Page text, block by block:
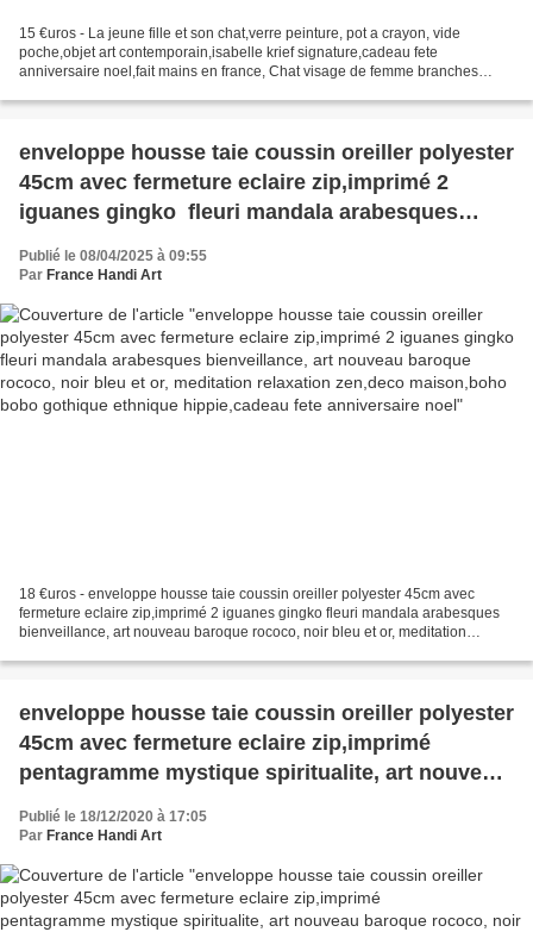
15 €uros - La jeune fille et son chat,verre peinture, pot a crayon, vide
poche,objet art contemporain,isabelle krief signature,cadeau fete
anniversaire noel,fait mains en france, Chat visage de femme branches
enveloppe housse taie coussin oreiller polyester
45cm avec fermeture eclaire zip,imprimé 2
iguanes gingko fleuri mandala arabesques
bienveillance, art nouveau baroque rococo, noir
bleu et or, meditation relaxation
hippie,cadeau fete anniversaire noel
Publié le 08/04/2025 à 09:55
Par France Handi Art
18 €uros - enveloppe housse taie coussin oreiller polyester 45cm avec
fermeture eclaire zip,imprimé 2 iguanes gingko fleuri mandala arabesques
bienveillance, art nouveau baroque rococo, noir bleu et or, meditation
enveloppe housse taie coussin oreiller polyester
45cm avec fermeture eclaire zip,imprimé
pentagramme mystique spiritualite, art nouveau
zen,deco maison,boho bobo gothique
Publié le 18/12/2020 à 17:05
Par France Handi Art